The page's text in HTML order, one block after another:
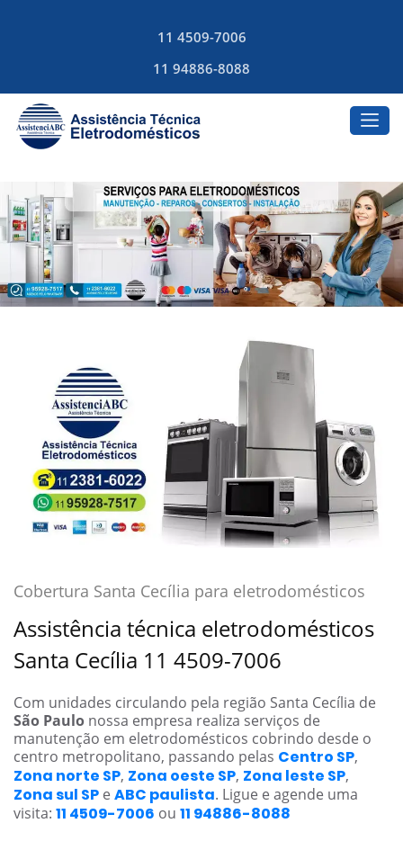
11 4509-7006
11 94886-8088
Cobertura Santa Cecília para eletrodomésticos
Assistência técnica eletrodomésticos
Santa Cecília 11 4509-7006
Com unidades circulando pela região Santa Cecília de
São Paulo nossa empresa realiza serviços de
manutenção em eletrodomésticos cobrindo desde o
centro metropolitano, passando pelas Centro SP,
Zona norte SP, Zona oeste SP, Zona leste SP,
Zona sul SP e ABC paulista. Ligue e agende uma
visita: 11 4509-7006 ou 11 94886-8088